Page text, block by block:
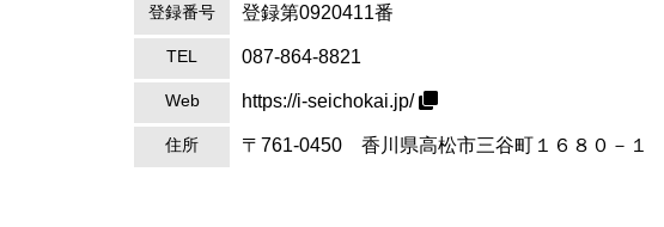
登録番号 登録第0920411番
TEL 087-864-8821
Web https://i-seichokai.jp/
住所 〒761-0450 香川県高松市三谷町１６８０－１